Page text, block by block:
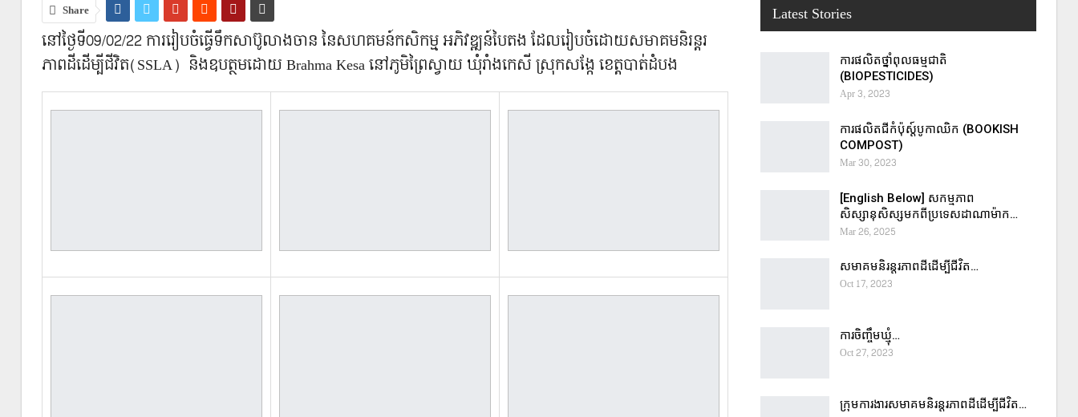
Share
នៅថ្ងៃទី09/02/22 ការរៀបចំធ្វើទឹកសាប៊ូលាងចាន នៃសហគមន៍កសិកម្ម អភិវឌ្ឍន៍បៃតង​ ដែលរៀបចំដោយសមាគមនិរន្តរ
ភាពដីដើម្បីជីវិត(SSLA) ​ និងឧបត្ថមដោយ Brahma Kesa នៅភូមិព្រៃស្វាយ​ ឃុំរាំងកេសី​​ ស្រុកសង្កែ ខេត្តបាត់ដំបង
Latest Stories
ការផលិតថ្នាំពុលធម្មជាតិ
(BIOPESTICIDES)
Apr 3, 2023
ការផលិតជីកំប៉ុស្ដ៍បូកាឈិក (BOOKISH
COMPOST)
Mar 30, 2023
[English Below] សកម្មភាព
សិស្សានុសិស្សមកពីប្រទេសដាណាម៉ាក…
Mar 26, 2025
សមាគមនិរន្តរភាពដីដើម្បីជីវិត…
Oct 17, 2023
ការចិញ្ចឹមឃ្មុំ…
Oct 27, 2023
ក្រុមការងារសមាគមនិរន្តរភាពដីដើម្បីជីវិត…